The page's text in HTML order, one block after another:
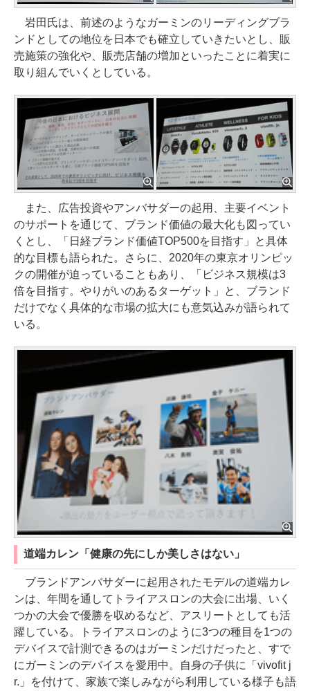
岩田氏は、前述のようなガーミンのリーディングブラ
ンドとしての地位を日本でも確立していきたいとし、販
売施策の強化や、販売店舗の増加といったことに着実に
取り組んでいくとしている。
また、広告投資やアンバサダーの起用、主要イベント
のサポートを通じて、ブランド価値の最大化も図ってい
くとし、「日経ブランド価値TOP500を目指す」と具体
的な目標も語られた。さらに、2020年の東京オリンピッ
クの開催が迫っていることもあり、「ビジネス規模は3
倍を目指す。やりがいのあるターゲット」と、ブランド
だけでなく具体的な市場の拡大にも意気込みが語られて
いる。
道端カレン「健康の先にしか美しさはない」
ブランドアンバサダーに起用されたモデルの道端カレ
ンは、年間を通してトライアスロンの大会に出場、いく
つかの大会で優勝を収めるなど、アスリートとしても活
躍している。トライアスロンのように3つの種目を1つの
デバイスで計測できるのはガーミンだけだったと、すで
にガーミンのデバイスを愛用中。自身の子供に「vivofit j
r.」を付けて、家族で楽しみながら利用している様子も語